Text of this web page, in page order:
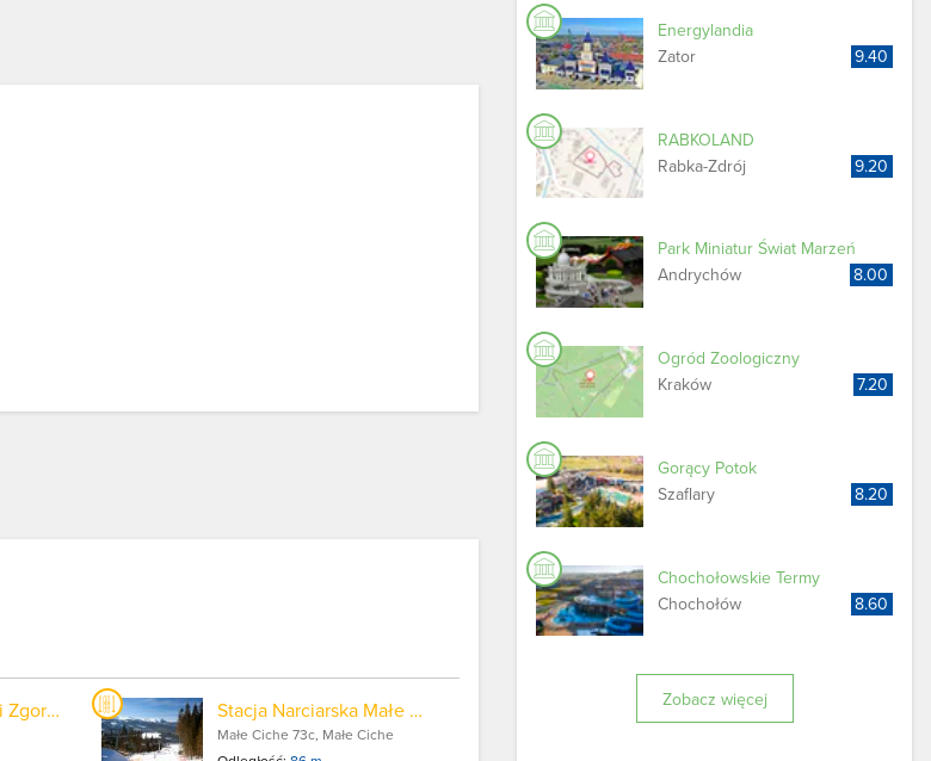
Wyciąg narciarski Zgorzelisko Stacja Narciarska Małe Ciche
Małe Ciche 73c, Małe Ciche
Energylandia
Zator
9.40
RABKOLAND
Rabka-Zdrój
9.20
Park Miniatur Świat Marzeń
Andrychów
8.00
Ogród Zoologiczny
Kraków
7.20
Gorący Potok
Szaflary
8.20
Chochołowskie Termy
Chochołów
8.60
Zobacz więcej